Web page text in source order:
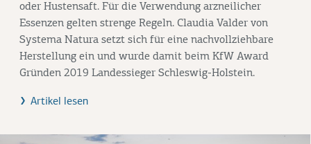
oder Hustensaft. Für die Verwendung arzneilicher
Essenzen gelten strenge Regeln. Claudia Valder von
Systema Natura setzt sich für eine nachvollziehbare
Herstellung ein und wurde damit beim KfW Award
Gründen 2019 Landessieger Schleswig-Holstein.
Artikel lesen